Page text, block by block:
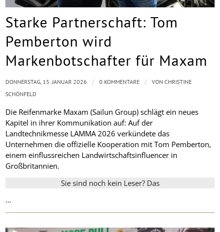
Starke Partnerschaft: Tom
Pemberton wird
Markenbotschafter für Maxam
Die Reifenmarke Maxam (Sailun Group) schlägt ein neues
Kapitel in ihrer Kommunikation auf: Auf der
Landtechnikmesse LAMMA 2026 verkündete das
Unternehmen die offizielle Kooperation mit Tom Pemberton,
einem einflussreichen Landwirtschaftsinfluencer in
Großbritannien.
Sie sind noch kein Leser? Das
…
DONNERSTAG, 15. JANUAR 2026 / 0 KOMMENTARE / VONCHRISTINE
SCHÖNFELD